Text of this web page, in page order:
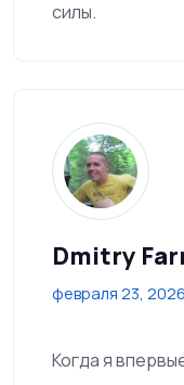
силы.
Dmitry
февраля 23,
Когда я